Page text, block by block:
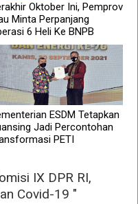
Oktober Ini, Pemprov
Minta Perpanjang
6 Heli Ke BNPB
ESDM Tetapkan
Jadi Percontohan
PETI
IX DPR RI,
Covid-19 "